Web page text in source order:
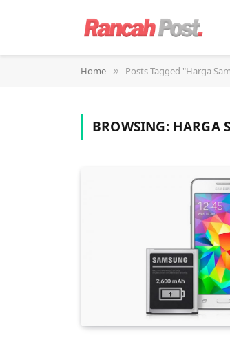
Home » Posts Tagged "Harga
BROWSING: HARGA